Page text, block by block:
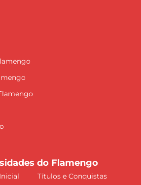
do Flamengo
Títulos e Conquistas